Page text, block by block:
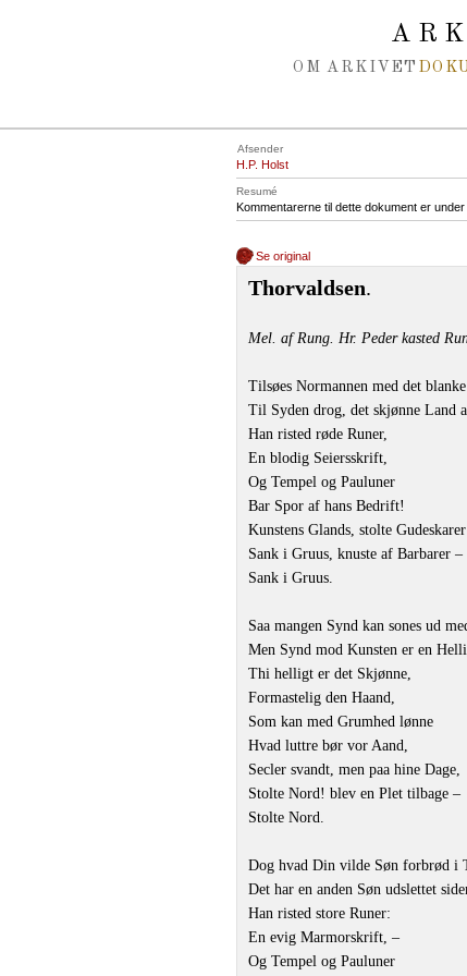
OM ARKIVET
Afsender
H.P. Holst
Resumé
Kommentarerne til dette dokument er under
Se original
Thorvaldsen.
Mel. af Rung. Hr. Peder kasted
Tilsøes Normannen med det
Til Syden drog, det skjønne Land
Han risted røde Runer,
En blodig Seiersskrift,
Og Tempel og Pauluner
Bar Spor af hans Bedrift!
Kunstens Glands, stolte Gudeskarer
Sank i Gruus, knuste af Barbarer –
Sank i Gruus.
Saa mangen Synd kan sones ud
Men Synd mod Kunsten er en
Thi helligt er det Skjønne,
Formastelig den Haand,
Som kan med Grumhed lønne
Hvad luttre bør vor Aand,
Secler svandt, men paa hine Dage,
Stolte Nord! blev en Plet tilbage –
Stolte Nord.
Dog hvad Din vilde Søn forbrød i
Det har en anden Søn udslettet
Han risted store Runer:
En evig Marmorskrift, –
Og Tempel og Pauluner